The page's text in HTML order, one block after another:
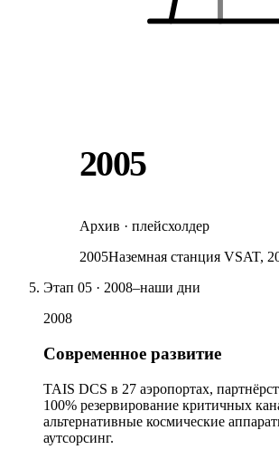
2005
Архив · плейсхолдер
2005Наземная станция VSAT,
Этап 05 · 2008–наши дни
2008
Современное развитие
TAIS DCS в 27 аэропортах,
100% резервирование критичных
альтернативные космические
аутсорсинг.